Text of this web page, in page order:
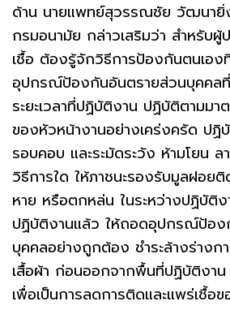
ด้าน นายแพทย์สุวรรณชัย วัฒนายิ่
กรมอนามัย กล่าวเสริมว่า สำหรับ
เชื้อ ต้องรู้จักวิธีการป้องกันตนเอ
อุปกรณ์ป้องกันอันตรายส่วนบุคคลที่
ระยะเวลาที่ปฏิบัติงาน ปฏิบัติตามมา
ของหัวหน้างานอย่างเคร่งครัด ปฏิ
รอบคอบ และระมัดระวัง ห้ามโยน
วิธีการใด ให้ภาชนะรองรับมูลฝอย
หาย หรือตกหล่น ในระหว่างปฏิบัติง
ปฏิบัติงานแล้ว ให้ถอดอุปกรณ์ป้อ
บุคคลอย่างถูกต้อง ชำระล้างร่างก
เสื้อผ้า ก่อนออกจากพื้นที่ปฏิบัติงา
เพื่อเป็นการลดการติดและแพร่เชื้อข